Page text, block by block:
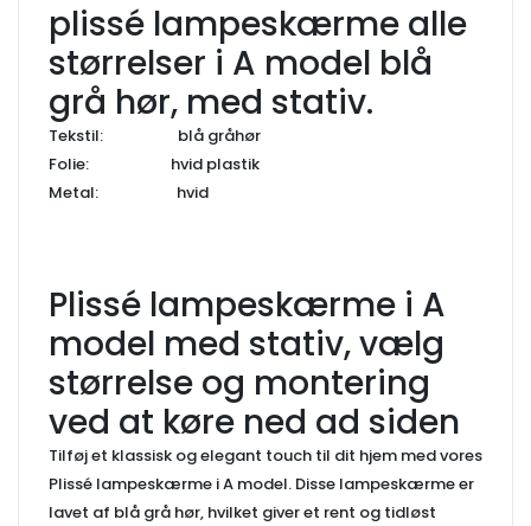
plissé lampeskærme alle
størrelser i A model blå
grå hør, med stativ.
Tekstil: blå gråhør
Folie: hvid plastik
Metal: hvid
Plissé lampeskærme i A
model med stativ, vælg
størrelse og montering
ved at køre ned ad siden
Tilføj et klassisk og elegant touch til dit hjem med vores
Plissé lampeskærme i A model. Disse lampeskærme er
lavet af blå grå hør, hvilket giver et rent og tidløst